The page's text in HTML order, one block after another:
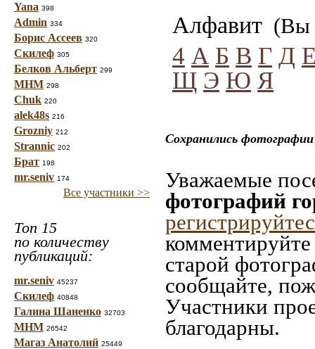
Yana 398
Admin 334
Борис Ассеев 320
Скилеф 305
Белков Альберт 299
МНМ 298
Chuk 220
alek48s 216
Grozniy 212
Strannic 202
Брат 198
mr.seniv 174
Все участники >>
Топ 15
по количеству
публикаций:
mr.seniv 45237
Скилеф 40848
Галина Шаненко 32703
МНМ 26542
Магаз Анатолий 25449
Алфавит (Вы
4 А Б В Г Д
Щ Э Ю Я
Сохранились
Уважаемые
фотографий
старой
сообщайте,
Участники
благодарны.